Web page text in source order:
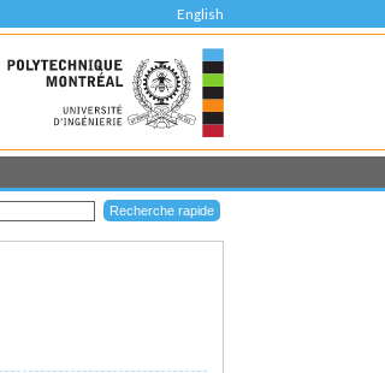
English